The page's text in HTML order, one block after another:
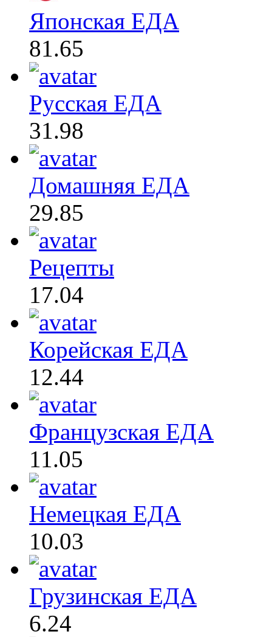
Японская ЕДА
81.65
Русская ЕДА
31.98
Домашняя ЕДА
29.85
Рецепты
17.04
Корейская ЕДА
12.44
Французская ЕДА
11.05
Немецкая ЕДА
10.03
Грузинская ЕДА
6.24